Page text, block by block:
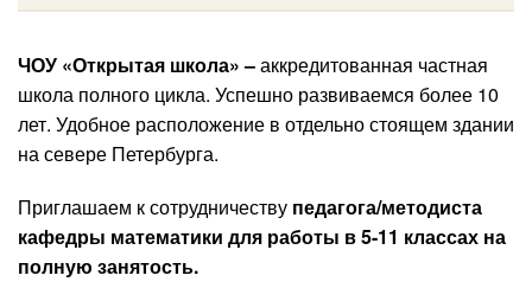
ЧОУ «Открытая школа» –аккредитованная частная
школа полного цикла. Успешно развиваемся более 10
лет. Удобное расположение в отдельно стоящем здании
на севере Петербурга.
Приглашаем к сотрудничеству педагога/методиста
кафедры математики для работы в 5-11 классах на
полную занятость.